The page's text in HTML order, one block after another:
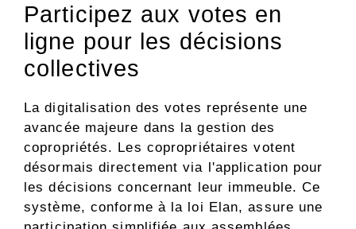
Participez aux votes en
ligne pour les décisions
collectives
La digitalisation des votes représente une
avancée majeure dans la gestion des
copropriétés. Les copropriétaires votent
désormais directement via l'application pour
les décisions concernant leur immeuble. Ce
système, conforme à la loi Elan, assure une